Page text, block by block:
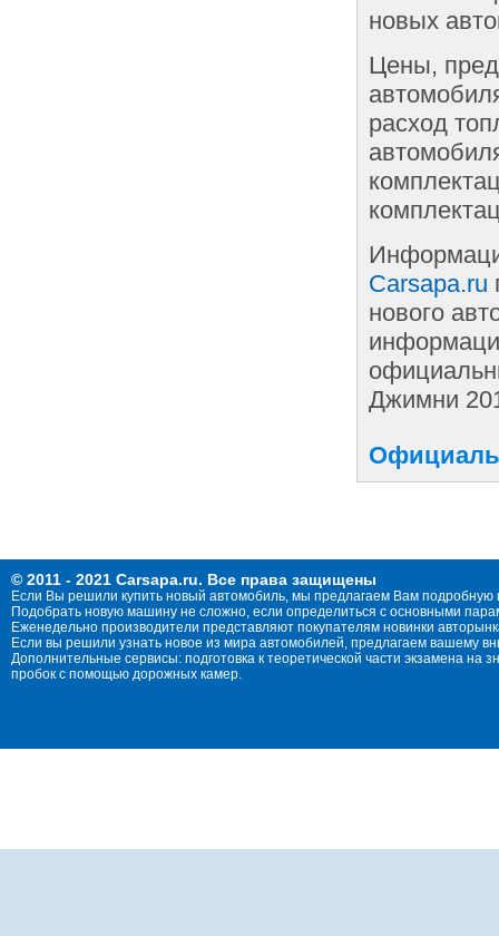
новых
Цены,
расход
Carsapa.ru
нового
Джимни
© 2011 - 2021 Carsapa.ru. Все права защищены
Если Вы решили купить новый автомобиль, мы предлагаем Вам
Подобрать новую машину не сложно, если определиться с основными
Еженедельно производители представляют покупателям новинки
Если вы решили узнать новое из мира автомобилей, предлагаем вашему
Дополнительные сервисы: подготовка к теоретической части экзамена
пробок с помощью дорожных камер.